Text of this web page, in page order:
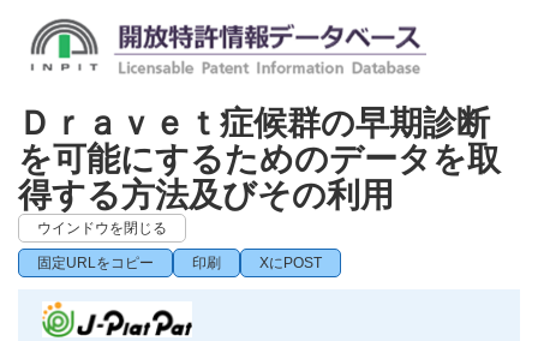
Ｄｒａｖｅｔ症候群の早期診断
を可能にするためのデータを取
得する方法及びその利用
ウインドウを閉じる
固定URLをコピー 印刷 XにPOST